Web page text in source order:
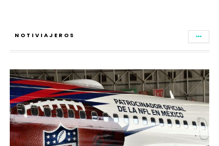
NOTIVIAJEROS